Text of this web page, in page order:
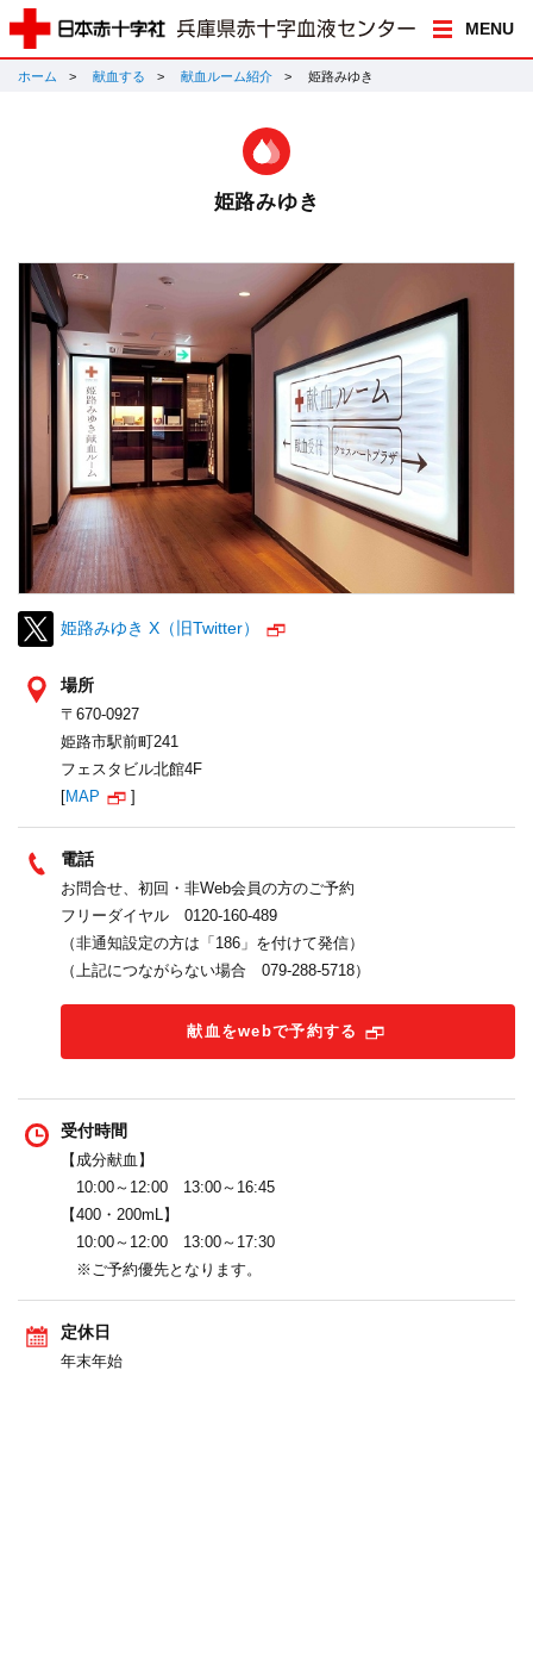
MENU
ホーム 献血する 献血ルーム紹介 姫路みゆき
姫路みゆき
姫路みゆき X（旧Twitter）
場所
〒670-0927
姫路市駅前町241
フェスタビル北館4F
[MAP ]
電話
お問合せ、初回・非Web会員の方のご予約
フリーダイヤル 0120-160-489
（非通知設定の方は「186」を付けて発信）
（上記につながらない場合 079-288-5718）
献血をwebで予約する
受付時間
【成分献血】
10:00～12:00 13:00～16:45
【400・200mL】
10:00～12:00 13:00～17:30
※ご予約優先となります。
定休日
年末年始